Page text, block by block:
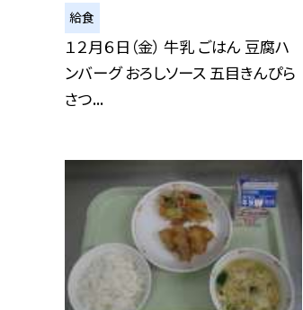
給食
１２月６日（金） 牛乳 ごはん 豆腐ハ
ンバーグ おろしソース 五目きんぴら
さつ...